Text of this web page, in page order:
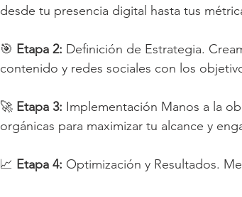
desde tu presencia digital hasta tus
🎯 Etapa 2: Definición de Estrategia.
contenido y redes sociales con los
🚀 Etapa 3: Implementación Manos a la
orgánicas para maximizar tu alcance y
📈 Etapa 4: Optimización y Resultados.